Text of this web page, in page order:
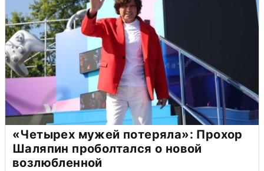
«Четырех мужей потеряла»: Прохор
Шаляпин проболтался о новой
возлюбленной